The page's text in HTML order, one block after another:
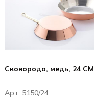
Сковорода, медь, 24 CM
Арт. 5150/24